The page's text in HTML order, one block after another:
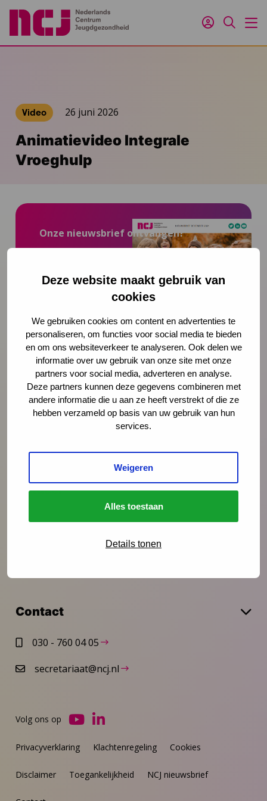
Deze website maakt gebruik van
cookies
We gebruiken cookies om content en advertenties te
personaliseren, om functies voor social media te bieden
en om ons websiteverkeer te analyseren. Ook delen we
informatie over uw gebruik van onze site met onze
partners voor social media, adverteren en analyse.
Deze partners kunnen deze gegevens combineren met
andere informatie die u aan ze heeft verstrekt of die ze
hebben verzameld op basis van uw gebruik van hun
services.
Weigeren
Alles toestaan
Details tonen
Inloggen
Zoeken
Video 26 juni 2026
Animatievideo Integrale
Vroeghulp
Onze nieuwsbrief ontvangen?
Preventie
Interventies
Onderzoek
Vakmanschap
Actueel
Contact
030 - 760 04 05
secretariaat@ncj.nl
Privacyverklaring Klachtenregeling Cookies
Disclaimer Toegankelijkheid NCJ nieuwsbrief
Volg ons op
Ga
YouTube
Ga
LinkedIn